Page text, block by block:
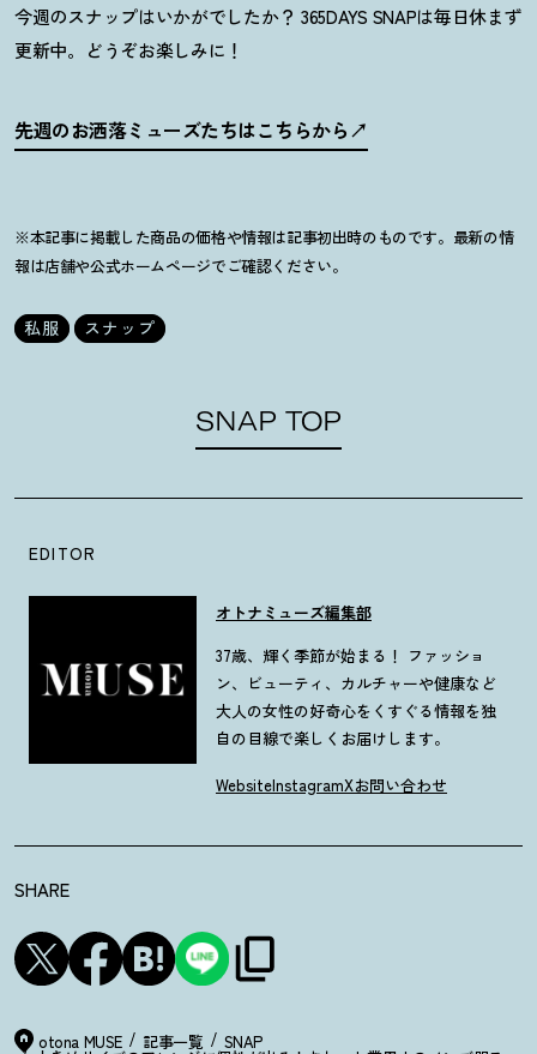
今週のスナップはいかがでしたか？ 365DAYS SNAPは毎日休まず
更新中。どうぞお楽しみに ！
先週のお洒落ミューズたちはこちらから
※本記事に掲載した商品の価格や情報は記事初出時のものです。最新の情
報は店舗や公式ホームページでご確認ください。
私服 スナップ
SNAP TOP
EDITOR
オトナミューズ編集部
37歳、輝く季節が始まる！ ファッショ
ン、ビューティ、カルチャーや健康など
大人の女性の好奇心をくすぐる情報を独
自の目線で楽しくお届けします。
WebsiteInstagramXお問い合わせ
SHARE
otona MUSE 記事一覧 SNAP